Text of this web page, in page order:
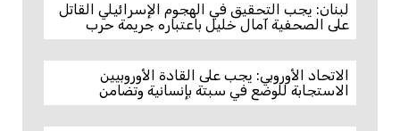
لبنان: يجب التحقيق في الهجوم الإسرائيلي القاتل
على الصحفية آمال خليل باعتباره جريمة حرب
الاتحاد الأوروبي: يجب على القادة الأوروبيين
الاستجابة للوضع في سبتة بإنسانية وتضامن